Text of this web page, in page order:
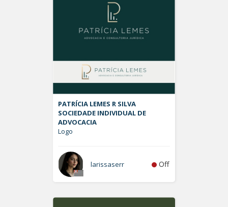
PATRÍCIA LEMES R SILVA
SOCIEDADE INDIVIDUAL DE
ADVOCACIA
Logo
larissaserr Off